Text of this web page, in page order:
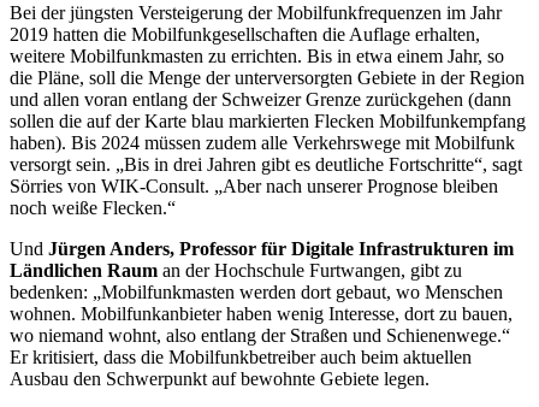
Bei der jüngsten Versteigerung der Mobilfunkfrequenzen im Jahr
2019 hatten die Mobilfunkgesellschaften die Auflage erhalten,
weitere Mobilfunkmasten zu errichten. Bis in etwa einem Jahr, so
die Pläne, soll die Menge der unterversorgten Gebiete in der Region
und allen voran entlang der Schweizer Grenze zurückgehen (dann
sollen die auf der Karte blau markierten Flecken Mobilfunkempfang
haben). Bis 2024 müssen zudem alle Verkehrswege mit Mobilfunk
versorgt sein. „Bis in drei Jahren gibt es deutliche Fortschritte“, sagt
Sörries von WIK-Consult. „Aber nach unserer Prognose bleiben
noch weiße Flecken.“
Und Jürgen Anders, Professor für Digitale Infrastrukturen im
Ländlichen Raum an der Hochschule Furtwangen, gibt zu
bedenken: „Mobilfunkmasten werden dort gebaut, wo Menschen
wohnen. Mobilfunkanbieter haben wenig Interesse, dort zu bauen,
wo niemand wohnt, also entlang der Straßen und Schienenwege.“
Er kritisiert, dass die Mobilfunkbetreiber auch beim aktuellen
Ausbau den Schwerpunkt auf bewohnte Gebiete legen.